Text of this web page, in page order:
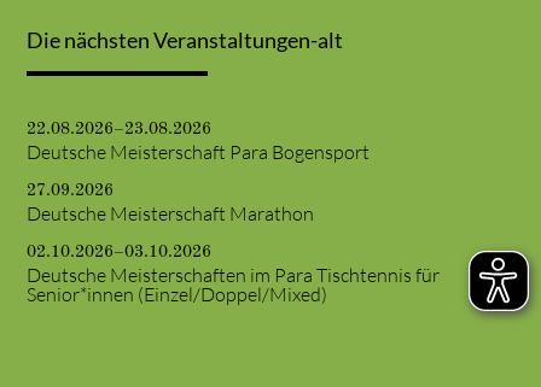
Die nächsten Veranstaltungen-alt
22.08.2026–23.08.2026
Deutsche Meisterschaft Para Bogensport
27.09.2026
Deutsche Meisterschaft Marathon
02.10.2026–03.10.2026
Deutsche Meisterschaften im Para Tischtennis für
Senior*innen (Einzel/Doppel/Mixed)